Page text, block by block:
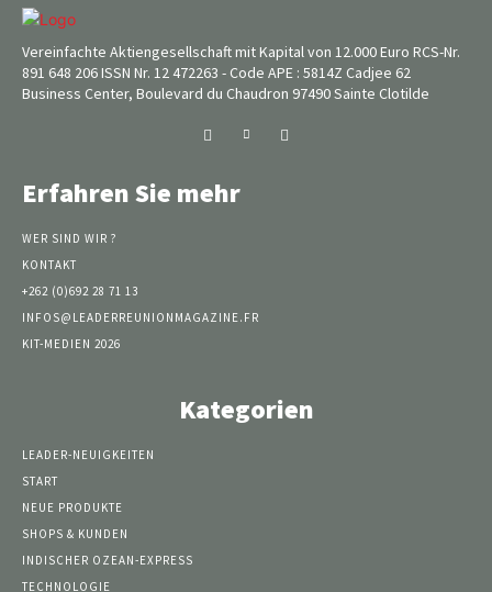
Vereinfachte Aktiengesellschaft mit Kapital von 12.000 Euro RCS-Nr.
891 648 206 ISSN Nr. 12 472263 - Code APE : 5814Z Cadjee 62
Business Center, Boulevard du Chaudron 97490 Sainte Clotilde
Erfahren Sie mehr
WER SIND WIR ?
KONTAKT
+262 (0)692 28 71 13
INFOS@LEADERREUNIONMAGAZINE.FR
KIT-MEDIEN 2026
Kategorien
LEADER-NEUIGKEITEN
START
NEUE PRODUKTE
SHOPS & KUNDEN
INDISCHER OZEAN-EXPRESS
TECHNOLOGIE